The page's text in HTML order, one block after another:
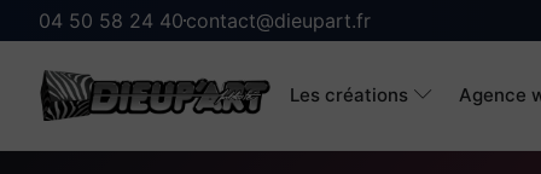
04 50 58 24 40 contact@dieupart.fr
Les créations Agence